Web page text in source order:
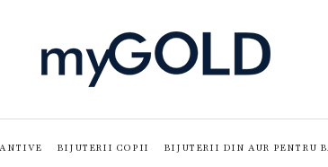
BIJUTERII COPII BIJUTERII DIN AUR PENTRU